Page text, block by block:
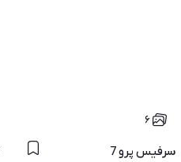
۶
سرفیس پرو 7